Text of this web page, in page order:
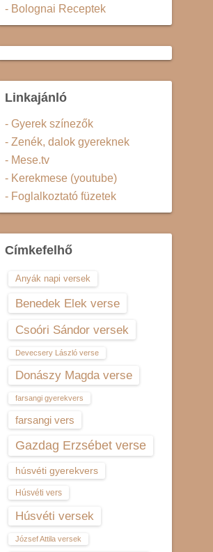
- Bolognai Receptek
Linkajánló
- Gyerek színezők
- Zenék, dalok gyereknek
- Mese.tv
- Kerekmese (youtube)
- Foglalkoztató füzetek
Címkefelhő
Anyák napi versek
Benedek Elek verse
Csoóri Sándor versek
Devecsery László verse
Donászy Magda verse
farsangi gyerekvers
farsangi vers
Gazdag Erzsébet verse
húsvéti gyerekvers
Húsvéti vers
Húsvéti versek
József Attila versek